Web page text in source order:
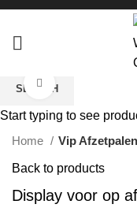
Click to enlarge
Home Vip Afzetpalen
Back to products
Display voor op
SEARCH
Start typing to see